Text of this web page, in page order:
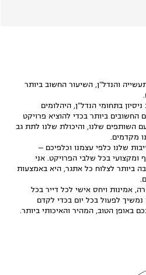
והנדל"ן, השיעור החשוב ביותר
בתחומי הנדל"ן, היהלומים
החשובים ביותר בכדי להוציא פרויקט
השותפים שלנו, והיכולת שלנו לתת גב
מקדמים.
שלנו כלפי עצמנו וכלפיכם –
ומקצועי בכל שלבי הפרויקט. אני
ביותר לצלוח כל אתגר, היא באמצעות
אמינות ויחס אישי לכל דייר בכל
נמשיך לפעול בכל יום בכדי לקדם
באופן הטוב, המהיר והאיכותי ביותר.